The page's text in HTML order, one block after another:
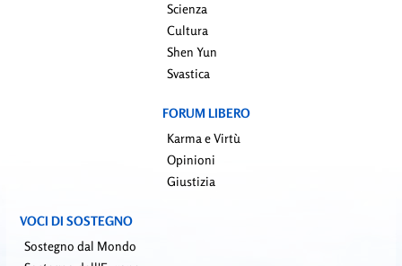
Scienza
Cultura
Shen Yun
Svastica
FORUM LIBERO
Karma e Virtù
Opinioni
Giustizia
VOCI DI SOSTEGNO
Sostegno dal Mondo